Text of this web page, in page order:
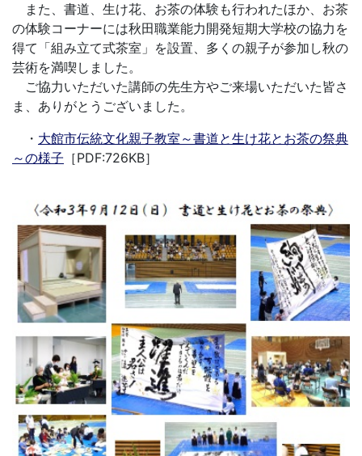
また、書道、生け花、お茶の体験も行われたほか、お茶
の体験コーナーには秋田職業能力開発短期大学校の協力を
得て「組み立て式茶室」を設置、多くの親子が参加し秋の
芸術を満喫しました。
ご協力いただいた講師の先生方やご来場いただいた皆さ
ま、ありがとうございました。
・ 大館市伝統文化親子教室～書道と生け花とお茶の祭典
～の様子 ［PDF:726KB］